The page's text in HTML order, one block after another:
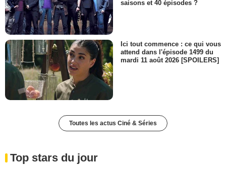
saisons et 40 épisodes ?
Ici tout commence : ce qui vous
attend dans l'épisode 1499 du
mardi 11 août 2026 [SPOILERS]
Toutes les actus Ciné & Séries
Top stars du jour